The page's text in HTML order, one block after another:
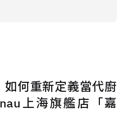
何重新定義當代廚
上海旗艦店「嘉